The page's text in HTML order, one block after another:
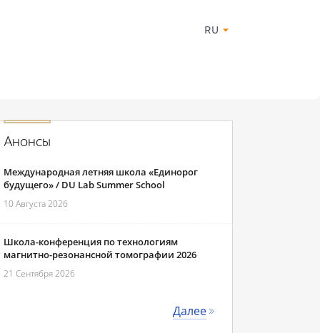
RU
Анонсы
Международная летняя школа «Единорог
будущего» / DU Lab Summer School
10 Августа 2026
Школа-конференция по технологиям
магнитно-резонансной томографии 2026
21 Сентября 2026
Далее